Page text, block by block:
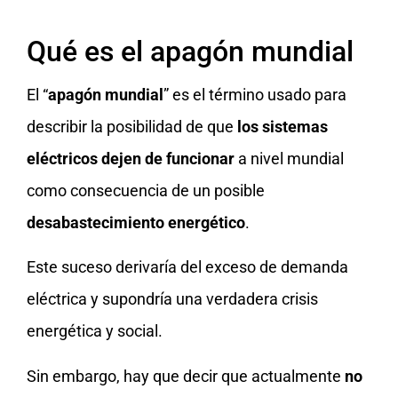
Qué es el apagón mundial
El “apagón mundial” es el término usado para
describir la posibilidad de que los sistemas
eléctricos dejen de funcionar a nivel mundial
como consecuencia de un posible
desabastecimiento energético.
Este suceso derivaría del exceso de demanda
eléctrica y supondría una verdadera crisis
energética y social.
Sin embargo, hay que decir que actualmente no